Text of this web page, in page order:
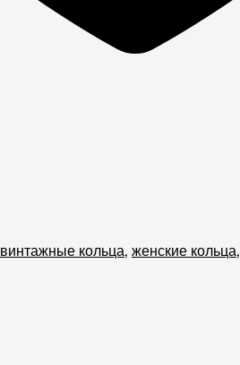
винтажные кольца, женские кольца,